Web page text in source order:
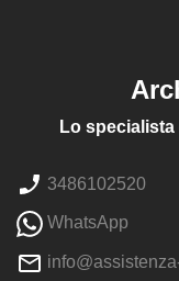
Lo specialista
3486102520
WhatsApp